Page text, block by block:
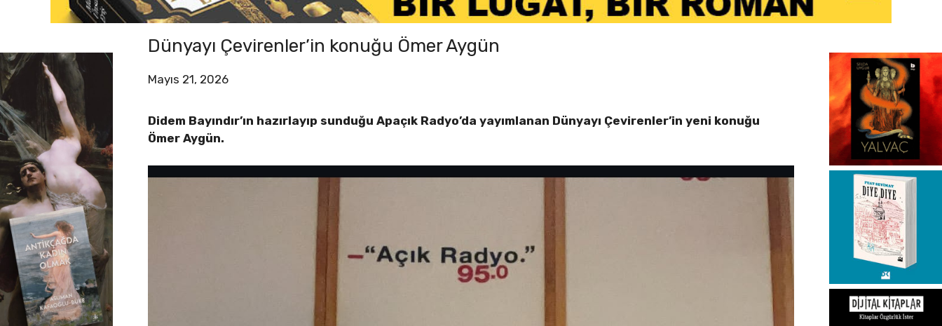
Dünyayı Çevirenler’in konuğu Ömer Aygün
Mayıs 21, 2026
Didem Bayındır’ın hazırlayıp sunduğu Apaçık Radyo’da yayımlanan Dünyayı Çevirenler’in yeni konuğu
Ömer Aygün.